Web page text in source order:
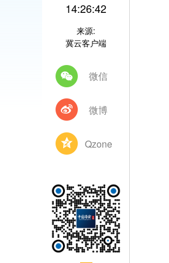
14:26:42
来源:
冀云客户端
微信
微博
Qzone